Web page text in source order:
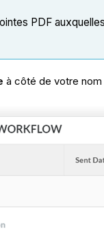
PDF
à côté de votre nom